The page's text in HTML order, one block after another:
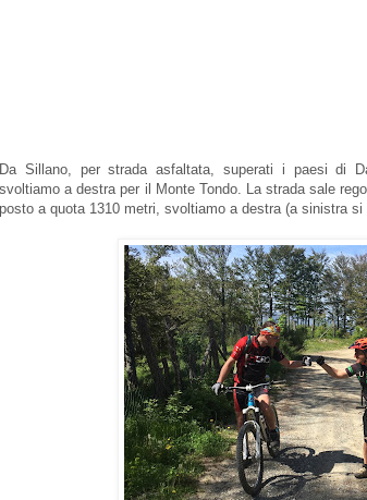
Da Sillano, per strada asfaltata, superati i paesi di
svoltiamo a destra per il Monte Tondo. La strada sale
posto a quota 1310 metri, svoltiamo a destra (a sinistra si